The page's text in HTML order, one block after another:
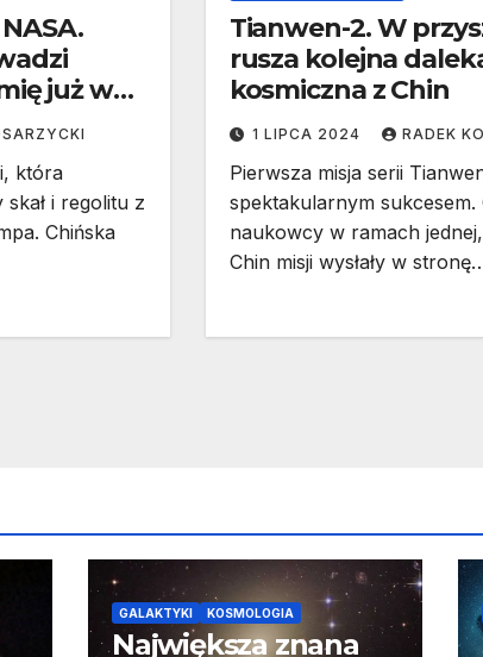
już w
która
i regolitu z
Chińska
Tianwen-2. W
rusza kolejna
kosmiczna z Chin
1 LIPCA 2024 RADEK
Pierwsza misja serii
spektakularnym sukcesem.
naukowcy w ramach
Chin misji wysłały w
GALAKTYKI KOSMOLOGIA
Największa znana